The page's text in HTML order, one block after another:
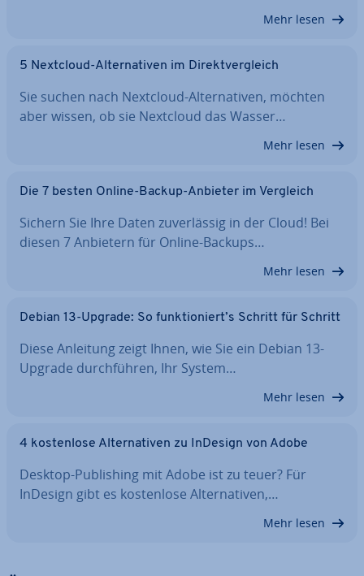
Mehr lesen
5 Nextcloud-Al­ter­na­ti­ven im Di­rekt­ver­gleich
Sie suchen nach Nextcloud-Al­ter­na­ti­ven, möchten
aber wissen, ob sie Nextcloud das Wasser…
Mehr lesen
Die 7 besten Online-Backup-Anbieter im Vergleich
Sichern Sie Ihre Daten zu­ver­läs­sig in der Cloud! Bei
diesen 7 Anbietern für Online-Backups…
Mehr lesen
Debian 13-Upgrade: So funk­tio­niert’s Schritt für Schritt
Diese Anleitung zeigt Ihnen, wie Sie ein Debian 13-
Upgrade durch­füh­ren, Ihr System…
Mehr lesen
4 kos­ten­lo­se Al­ter­na­ti­ven zu InDesign von Adobe
Desktop-Pu­bli­shing mit Adobe ist zu teuer? Für
InDesign gibt es kos­ten­lo­se Al­ter­na­ti­ven,…
Mehr lesen